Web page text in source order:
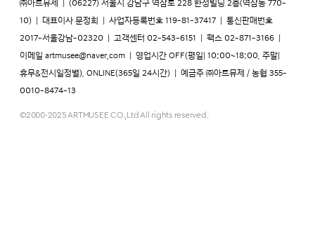
㈜아트뮤제 (06227) 서울시 강남구 역삼로 228 한성빌딩 2층(역삼동 770-
10) 대표이사 문정희 사업자등록번호 119-81-37417 통신판매번호
2017-서울강남-02320 고객센터 02-543-6151 팩스 02-871-3166
이메일 artmusee@naver.com 영업시간 OFF(평일| 10:00~18:00, 주말|
휴무&전시일정별), ONLINE(365일 24시간) 예금주 ㈜아트뮤제 / 농협 355-
0010-8474-13
©2000-2025 ARTMUSEE CO.,Ltd All rights reserved.